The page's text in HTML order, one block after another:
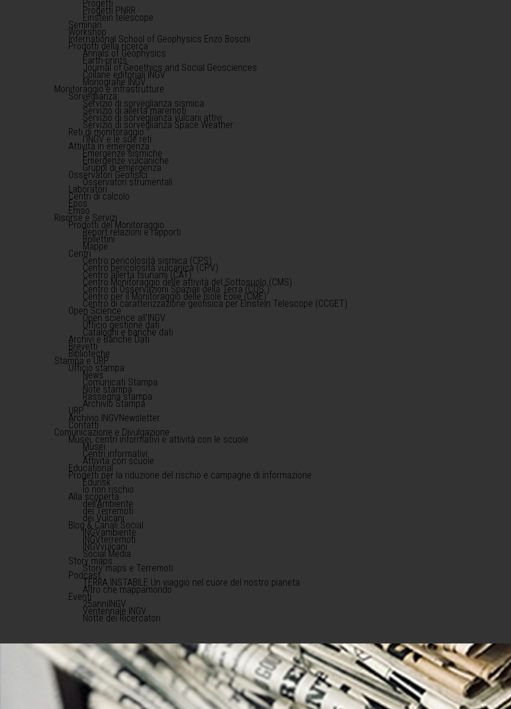
Progetti
Progetti PNRR
Einstein telescope
Seminari
Workshop
International School of Geophysics Enzo Boschi
Prodotti della ricerca
Annals of Geophysics
Earth-prints
Journal of Geoethics and Social Geosciences
Collane editoriali INGV
Monografie INGV
Monitoraggio e infrastrutture
Sorveglianza
Servizio di sorveglianza sismica
Servizio di allerta maremoti
Servizio di sorveglianza vulcani attivi
Servizio di sorveglianza Space Weather
Reti di monitoraggio
l'INGV e le sue reti
Attività in emergenza
Emergenze sismiche
Emergenze vulcaniche
Gruppi di emergenza
Osservatori Geofisici
Osservatori strumentali
Laboratori
Centri di calcolo
Epos
Emso
Risorse e Servizi
Prodotti del Monitoraggio
Report relazioni e rapporti
Bollettini
Mappe
Centri
Centro pericolosità sismica (CPS)
Centro pericolosità vulcanica (CPV)
Centro allerta tsunami (CAT)
Centro Monitoraggio delle attività del Sottosuolo (CMS)
Centro di Osservazioni Spaziali della Terra (COS )
Centro per il Monitoraggio delle Isole Eolie (CME)
Centro di caratterizzazione geofisica per Einstein Telescope (CCGET)
Open Science
Open science all'INGV
Ufficio gestione dati
Cataloghi e banche dati
Archivi e Banche Dati
Brevetti
Biblioteche
Stampa e URP
Ufficio stampa
News
Comunicati Stampa
Note stampa
Rassegna stampa
Archivio Stampa
URP
Archivio INGVNewsletter
Contatti
Comunicazione e Divulgazione
Musei, centri informativi e attività con le scuole
Musei
Centri informativi
Attività con scuole
Educational
Progetti per la riduzione del rischio e campagne di informazione
Edurisk
Io non rischio
Alla scoperta
dell'Ambiente
dei Terremoti
dei Vulcani
Blog & Canali Social
INGVambiente
INGVterremoti
INGVvulcani
Social Media
Story maps
Story maps e Terremoti
Podcast
TERRA INSTABILE Un viaggio nel cuore del nostro pianeta
Altro che mappamondo
Eventi
25anniINGV
Ventennale INGV
Notte dei Ricercatori